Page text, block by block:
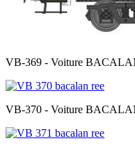
VB-369 - Voiture
VB-370 - Voiture